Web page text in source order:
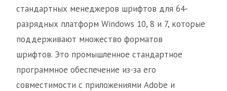
стандартных менеджеров шрифтов для 64-
разрядных платформ Windows 10, 8 и 7, которые
поддерживают множество форматов
шрифтов. Это промышленное стандартное
программное обеспечение из-за его
совместимости с приложениями Adobe и